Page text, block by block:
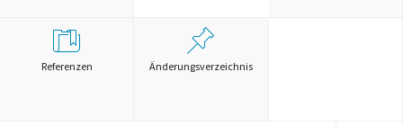
Referenzen Änderungsverzeichnis